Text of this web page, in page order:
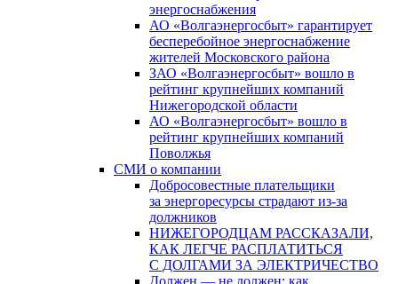
энергоснабжения
АО «Волгаэнергосбыт» гарантирует
бесперебойное энергоснабжение
жителей Московского района
ЗАО «Волгаэнергосбыт» вошло в
рейтинг крупнейших компаний
Нижегородской области
АО «Волгаэнергосбыт» вошло в
рейтинг крупнейших компаний
Поволжья
СМИ о компании
Добросовестные плательщики
за энергоресурсы страдают из-за
должников
НИЖЕГОРОДЦАМ РАССКАЗАЛИ,
КАК ЛЕГЧЕ РАСПЛАТИТЬСЯ
С ДОЛГАМИ ЗА ЭЛЕКТРИЧЕСТВО